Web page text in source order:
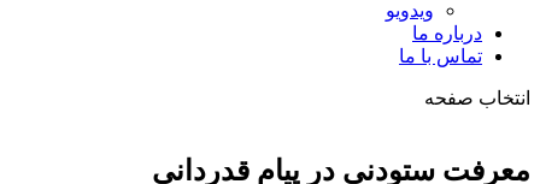
ویدویو
درباره ما
تماس با ما
انتخاب صفحه
خون
معرفت ستودنی در پیام قدردانی